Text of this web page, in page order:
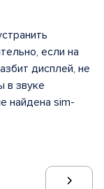
если на
дисплей, не
в звуке
найдена sim-